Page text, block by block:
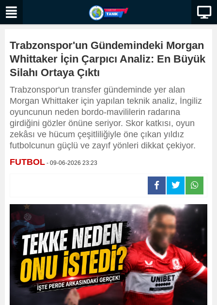
Trabzonspor'un Gündemindeki Morgan
Whittaker İçin Çarpıcı Analiz: En Büyük
Silahı Ortaya Çıktı
Trabzonspor'un transfer gündeminde yer alan
Morgan Whittaker için yapılan teknik analiz, İngiliz
oyuncunun neden bordo-mavililerin radarına
girdiğini gözler önüne seriyor. Skor katkısı, oyun
zekâsı ve hücum çeşitliliğiyle öne çıkan yıldız
futbolcunun güçlü ve zayıf yönleri dikkat çekiyor.
FUTBOL - 09-06-2026 23:23